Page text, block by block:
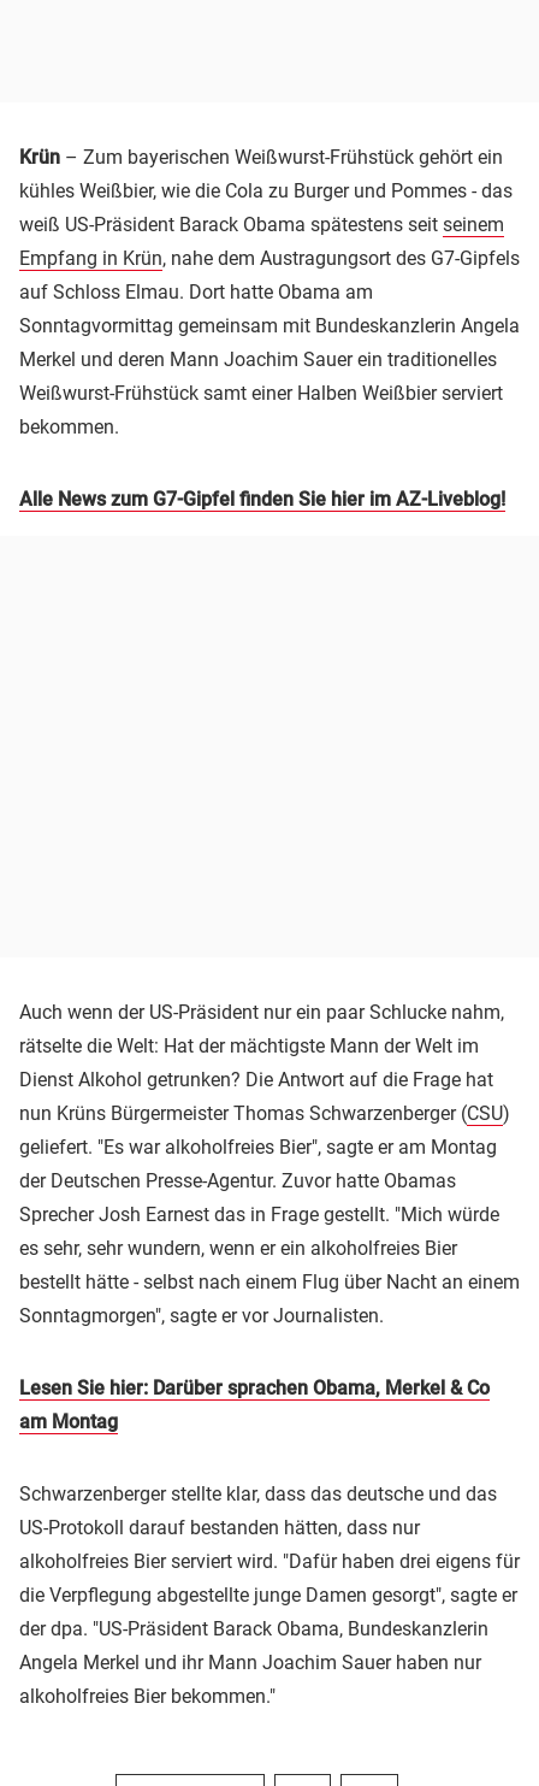
Krün – Zum bayerischen Weißwurst-Frühstück gehört ein
kühles Weißbier, wie die Cola zu Burger und Pommes - das
weiß US-Präsident Barack Obama spätestens seit seinem
Empfang in Krün, nahe dem Austragungsort des G7-Gipfels
auf Schloss Elmau. Dort hatte Obama am
Sonntagvormittag gemeinsam mit Bundeskanzlerin Angela
Merkel und deren Mann Joachim Sauer ein traditionelles
Weißwurst-Frühstück samt einer Halben Weißbier serviert
bekommen.
Alle News zum G7-Gipfel finden Sie hier im AZ-Liveblog!
Auch wenn der US-Präsident nur ein paar Schlucke nahm,
rätselte die Welt: Hat der mächtigste Mann der Welt im
Dienst Alkohol getrunken? Die Antwort auf die Frage hat
nun Krüns Bürgermeister Thomas Schwarzenberger (CSU)
geliefert. "Es war alkoholfreies Bier", sagte er am Montag
der Deutschen Presse-Agentur. Zuvor hatte Obamas
Sprecher Josh Earnest das in Frage gestellt. "Mich würde
es sehr, sehr wundern, wenn er ein alkoholfreies Bier
bestellt hätte - selbst nach einem Flug über Nacht an einem
Sonntagmorgen", sagte er vor Journalisten.
Lesen Sie hier: Darüber sprachen Obama, Merkel & Co
am Montag
Schwarzenberger stellte klar, dass das deutsche und das
US-Protokoll darauf bestanden hätten, dass nur
alkoholfreies Bier serviert wird. "Dafür haben drei eigens für
die Verpflegung abgestellte junge Damen gesorgt", sagte er
der dpa. "US-Präsident Barack Obama, Bundeskanzlerin
Angela Merkel und ihr Mann Joachim Sauer haben nur
alkoholfreies Bier bekommen."